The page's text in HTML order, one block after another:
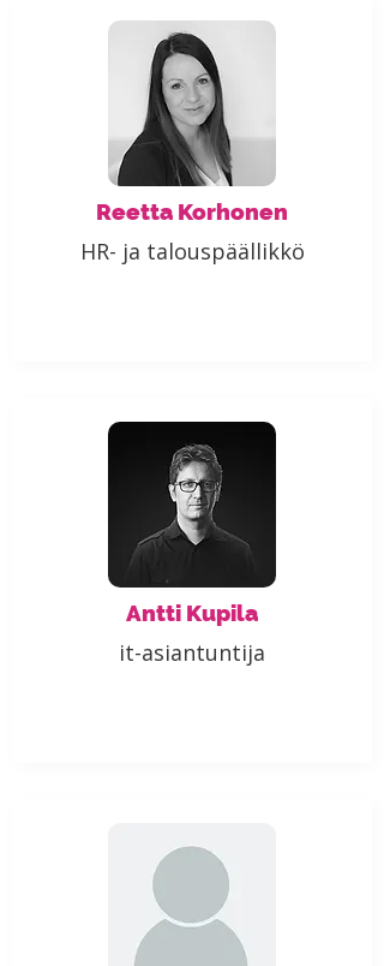
Reetta Korhonen
HR- ja talouspäällikkö
Antti Kupila
it-asiantuntija